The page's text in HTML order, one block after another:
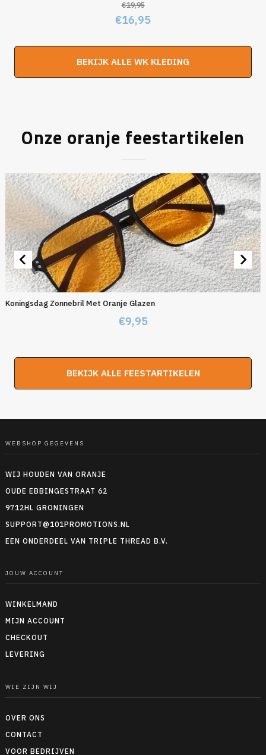
€19,95
Oorspronkelijke
€16,95Huidige
BEKIJK ALLE WK KLEDING
Onze oranje feestartikelen
Koningsdag Zonnebril Met Oranje Glazen
€9,95
BEKIJK ALLE FEESTARTIKELEN
WEBSHOP GEGEVENS
WIJ HOUDEN VAN ORANJE
OUDE EBBINGESTRAAT 62
9712HL GRONINGEN
SUPPORT@101PROMOTIONS.NL
EEN ONDERDEEL VAN TRIPLE THREAD B.V.
JOUW ACCOUNT
WINKELMAND
MIJN ACCOUNT
CHECKOUT
LEVERING
WIE ZIJN WIJ
OVER ONS
CONTACT
VOOR BEDRIJVEN